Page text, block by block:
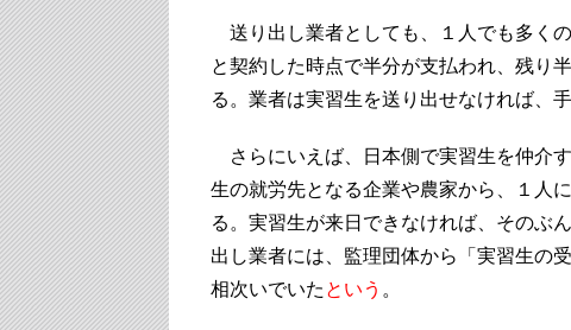
送り出し業者としても、１人でも多く
と契約した時点で半分が支払われ、残り
る。業者は実習生を送り出せなければ、
さらにいえば、日本側で実習生を仲介
生の就労先となる企業や農家から、１人
る。実習生が来日できなければ、そのぶ
出し業者には、監理団体から「実習生の
相次いでいた という 。